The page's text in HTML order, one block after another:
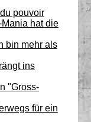
pouvoir
hat die
bin mehr als
ins
"Gross-
für ein